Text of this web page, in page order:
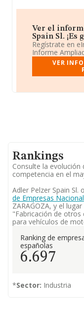
Ver el
Spain Sl. ¡Es
Regístrate en
Informe
VER
Rankings
Consulte la evolución
competencia en el
Adler Pelzer Spain Sl.
de Empresas Nacional
ZARAGOZA, y el
"Fabricación de otros
para vehículos de
Ranking de
españolas
6.697
*Sector: Industria